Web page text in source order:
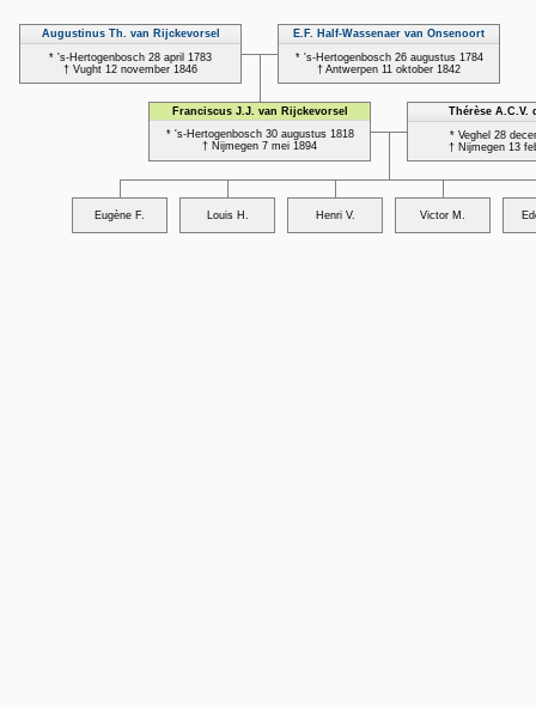
Augustinus Th. van Rijckevorsel
* 's-Hertogenbosch 28 april 1783
† Vught 12 november 1846
E.F. Half-Wassenaer van Onsenoort
* 's-Hertogenbosch 26 augustus 1784
† Antwerpen 11 oktober 1842
Franciscus J.J. van Rijckevorsel
* 's-Hertogenbosch 30 augustus 1818
† Nijmegen 7 mei 1894
Thérèse A.C.V.
* Veghel 28
† Nijmegen 13
Eugène F. Louis H. Henri V. Victor M.